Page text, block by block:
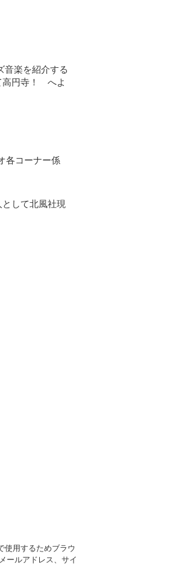
音楽を紹介する
高円寺！ へよ
各コーナー係
して北風社現
使用するためブラウ
ールアドレス、サイ